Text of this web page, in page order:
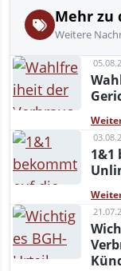
Mehr zu
Weitere
1&1